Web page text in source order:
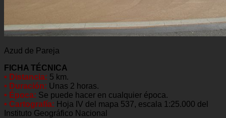
Azud de Pareja
FICHA TÉCNICA
• Distancia: 5 km.
• Duración: Unas 2 horas.
• Época: Se puede hacer en cualquier época.
• Cartografía: Hoja IV del mapa 537, escala 1:25.000 del
Instituto Geográfico Nacional